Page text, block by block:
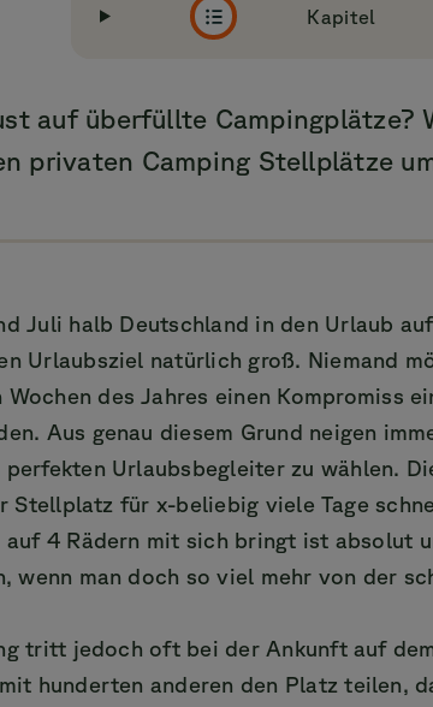
Kapitel
auf überfüllte Campingplätze?
privaten Camping Stellplätze
Juli halb Deutschland in den Urlaub
Urlaubsziel natürlich groß. Niemand
Wochen des Jahres einen Kompromiss
Aus genau diesem Grund neigen
perfekten Urlaubsbegleiter zu wählen.
Stellplatz für x-beliebig viele Tage
auf 4 Rädern mit sich bringt ist absolut
wenn man doch so viel mehr von der
tritt jedoch oft bei der Ankunft auf
hunderten anderen den Platz teilen,